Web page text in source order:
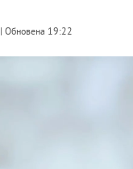
| Обновена 19:22